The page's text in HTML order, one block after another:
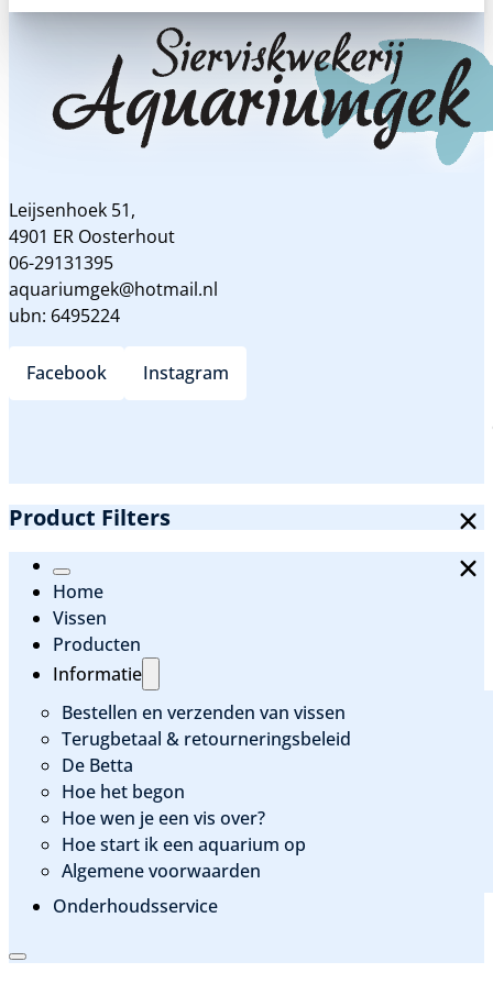
Leijsenhoek 51,
4901 ER Oosterhout
06-29131395
aquariumgek@hotmail.nl
ubn: 6495224
Facebook Instagram
Product Filters
Home
Vissen
Producten
Informatie
Bestellen en verzenden van vissen
Terugbetaal & retourneringsbeleid
De Betta
Hoe het begon
Hoe wen je een vis over?
Hoe start ik een aquarium op
Algemene voorwaarden
Onderhoudsservice